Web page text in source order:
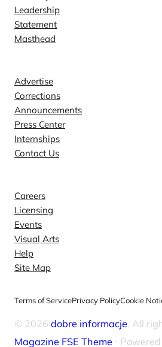
Leadership
Statement
Masthead
Advertise
Corrections
Announcements
Press Center
Internships
Contact Us
Careers
Licensing
Events
Visual Arts
Help
Site Map
Terms of ServicePrivacy PolicyCookie
© 2026 dobre informacje. All
Magazine FSE Theme ⋅